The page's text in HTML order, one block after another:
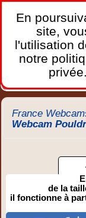
Les
Home Bretagne
Trafic
France
Webcam
de la
il fonctionne à
En
site,
l'utilisation
notre
privée.